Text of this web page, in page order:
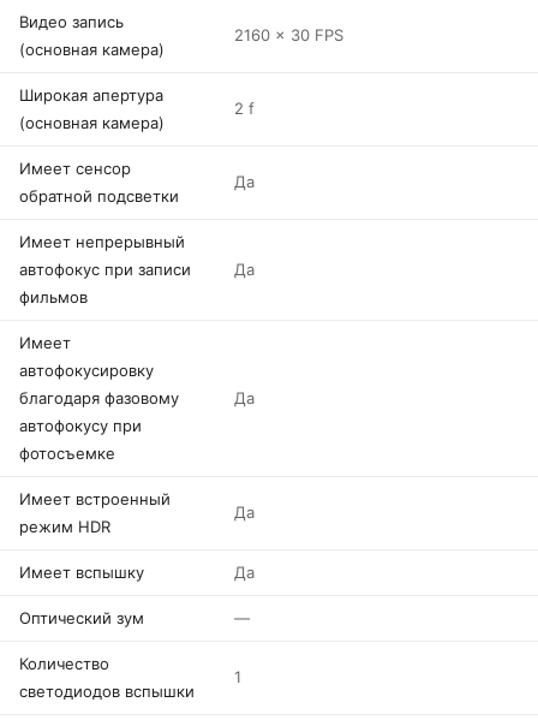
Видео запись
(основная камера)
2160 x 30 FPS
Широкая апертура
(основная камера)
2 f
Имеет сенсор
обратной подсветки
Да
Имеет непрерывный
автофокус при записи
фильмов
Да
Имеет
автофокусировку
благодаря фазовому
автофокусу при
фотосъемке
Да
Имеет встроенный
режим HDR
Да
Имеет вспышку Да
Оптический зум —
Количество
светодиодов вспышки
1